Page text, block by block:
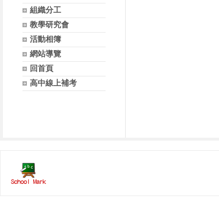
組織分工
教學研究會
活動相簿
網站導覽
回首頁
高中線上補考